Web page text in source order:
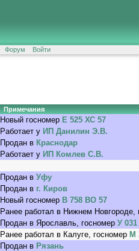
Форум Войти
Примечания
Новый госномер Е 525 ХС 57
Работает у ИП Данилин Э.В.
Продан в Краснодар
Работает у ИП Комлев С.В.
Продан в Уфу
Продан в г. Киров
Новый госномер В 758 ВО 57
Ранее работал в Нижнем Новгороде,
Продан в Ярославль, госномер У
Ранее работал в Калуге, госномер М
Продан в Рязань